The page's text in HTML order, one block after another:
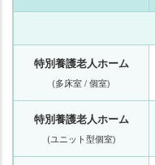
特別養護老人ホーム
(多床室 / 個室)
特別養護老人ホーム
(ユニット型個室)